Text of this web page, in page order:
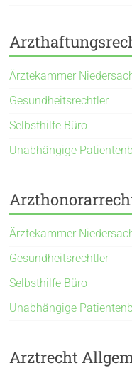
Ärztekammer
Gesundheitsrechtler
Selbsthilfe Büro
Unabhängige
Ärztekammer
Gesundheitsrechtler
Selbsthilfe Büro
Unabhängige
Arztrecht